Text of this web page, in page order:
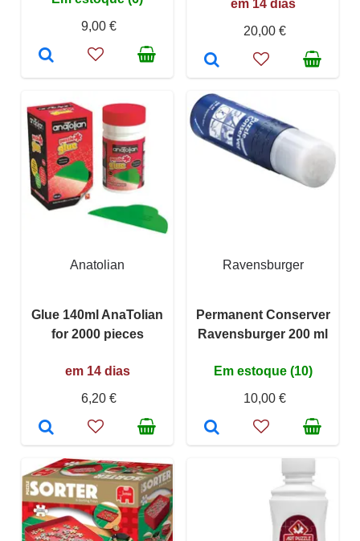
9,00 €
em 14 dias
20,00 €
Anatolian
Glue 140ml AnaTolian
for 2000 pieces
em 14 dias
6,20 €
Ravensburger
Permanent Conserver
Ravensburger 200 ml
Em estoque (10)
10,00 €